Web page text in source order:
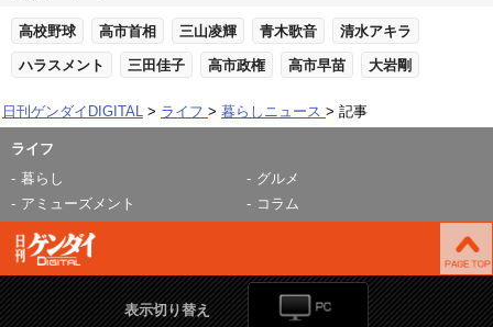
高校野球 高市首相 三山凌輝 青木歌音 清水アキラ
ハラスメント 三田佳子 高市政権 高市早苗 大岩剛
日刊ゲンダイDIGITAL ライフ 暮らしニュース 記事
ライフ
暮らし
グルメ
アミューズメント
コラム
表示切り替え